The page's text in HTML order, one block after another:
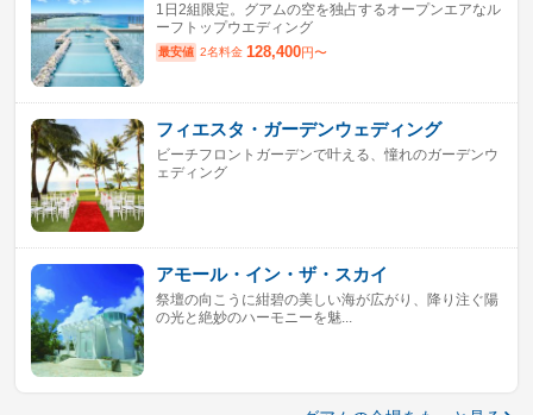
1日2組限定。グアムの空を独占するオープンエアなル
ーフトップウエディング
最安値 2名料金 128,400円〜
フィエスタ・ガーデンウェディング
ビーチフロントガーデンで叶える、憧れのガーデンウ
ェディング
アモール・イン・ザ・スカイ
祭壇の向こうに紺碧の美しい海が広がり、降り注ぐ陽
の光と絶妙のハーモニーを魅...